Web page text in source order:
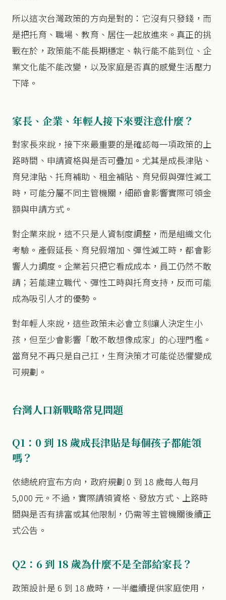
所以這次台灣政策的方向是對的：它沒有只發錢，而
是把托育、職場、教育、居住一起放進來。真正的挑
戰在於，政策能不能長期穩定、執行能不能到位、企
業文化能不能改變，以及家庭是否真的感覺生活壓力
下降。
家長、企業、年輕人接下來要注意什麼？
對家長來說，接下來最重要的是確認每一項政策的上
路時間、申請資格與是否可疊加。尤其是成長津貼、
育兒津貼、托育補助、租金補貼、育兒假與彈性減工
時，可能分屬不同主管機關，細節會影響實際可領金
額與申請方式。
對企業來說，這不只是人資制度調整，而是組織文化
考驗。產假延長、育兒假增加、彈性減工時，都會影
響人力調度。企業若只把它看成成本，員工仍然不敢
請；若能建立職代、彈性工時與托育支持，反而可能
成為吸引人才的優勢。
對年輕人來說，這些政策未必會立刻讓人決定生小
孩，但至少會影響「敢不敢想像成家」的心理門檻。
當育兒不再只是自己扛，生育決策才可能從恐懼變成
可規劃。
台灣人口新戰略常見問題
Q1：0 到 18 歲成長津貼是每個孩子都能領
嗎？
依總統府宣布方向，政府規劃 0 到 18 歲每人每月
5,000 元。不過，實際請領資格、發放方式、上路時
間與是否有排富或其他限制，仍需等主管機關後續正
式公告。
Q2：6 到 18 歲為什麼不是全部給家長？
政策設計是 6 到 18 歲時，一半繼續提供家庭使用，